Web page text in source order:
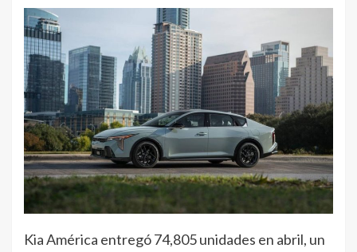
Kia América entregó 74,805 unidades en abril, un